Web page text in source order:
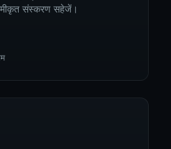
संस्करण सहेजें।